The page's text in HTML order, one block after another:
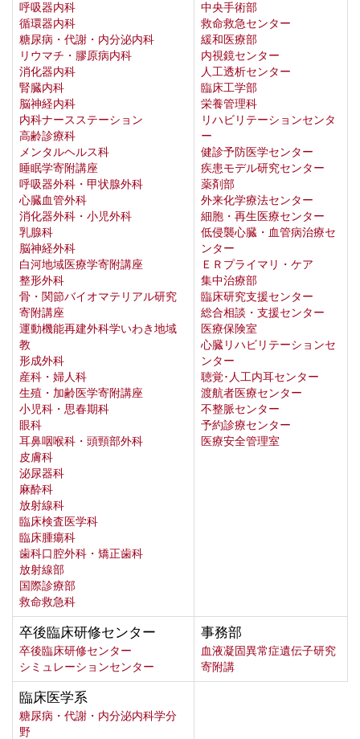
呼吸器内科
循環器内科
糖尿病・代謝・内分泌内科
リウマチ・膠原病内科
消化器内科
腎臓内科
脳神経内科
内科ナースステーション
高齢診療科
メンタルヘルス科
睡眠学寄附講座
呼吸器外科・甲状腺外科
心臓血管外科
消化器外科・小児外科
乳腺科
脳神経外科
白河地域医療学寄附講座
整形外科
骨・関節バイオマテリアル研究
寄附講座
運動機能再建外科学いわき地域
教
形成外科
産科・婦人科
生殖・加齢医学寄附講座
小児科・思春期科
眼科
耳鼻咽喉科・頭頸部外科
皮膚科
泌尿器科
麻酔科
放射線科
臨床検査医学科
臨床腫瘍科
歯科口腔外科・矯正歯科
放射線部
国際診療部
救命救急科
中央手術部
救命救急センター
緩和医療部
内視鏡センター
人工透析センター
臨床工学部
栄養管理科
リハビリテーションセンタ
ー
健診予防医学センター
疾患モデル研究センター
薬剤部
外来化学療法センター
細胞・再生医療センター
低侵襲心臓・血管病治療セ
ンター
ＥＲプライマリ・ケア
集中治療部
臨床研究支援センター
総合相談・支援センター
医療保険室
心臓リハビリテーションセ
ンター
聴覚･人工内耳センター
渡航者医療センター
不整脈センター
予約診療センター
医療安全管理室
卒後臨床研修センター
卒後臨床研修センター
シミュレーションセンター
事務部
血液凝固異常症遺伝子研究
寄附講
臨床医学系
糖尿病・代謝・内分泌内科学分
野